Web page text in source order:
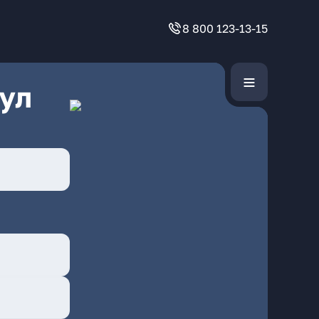
8 800 123-13-15